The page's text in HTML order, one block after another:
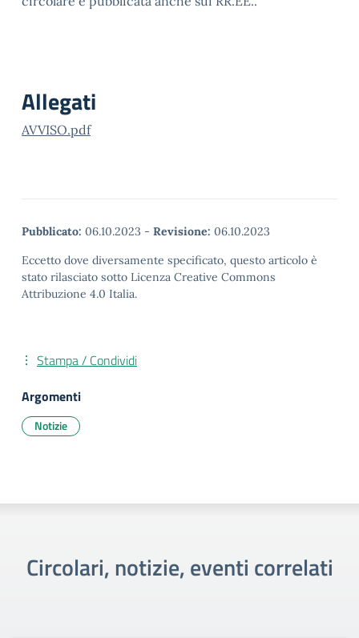
Allegati
AVVISO.pdf
Pubblicato: 06.10.2023 - Revisione: 06.10.2023
Eccetto dove diversamente specificato, questo articolo è
stato rilasciato sotto Licenza Creative Commons
Attribuzione 4.0 Italia.
Stampa / Condividi
Argomenti
Notizie
Circolari, notizie, eventi correlati